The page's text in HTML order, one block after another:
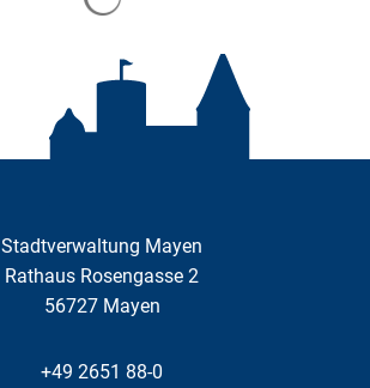
Stadtverwaltung Mayen
Rathaus Rosengasse 2
56727 Mayen
+49 2651 88-0